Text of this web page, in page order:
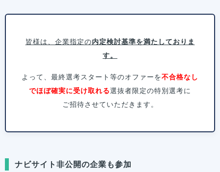
皆様は、企業指定の内定検討基準を満たしておりま
す。
よって、最終選考スタート等のオファーを不合格なし
でほぼ確実に受け取れる選抜者限定の特別選考に
ご招待させていただきます。
ナビサイト非公開の企業も参加